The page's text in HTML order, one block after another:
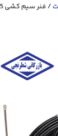
/ فنر سیم کشی PSF5 مشکی 30 متری افق محور صنعت